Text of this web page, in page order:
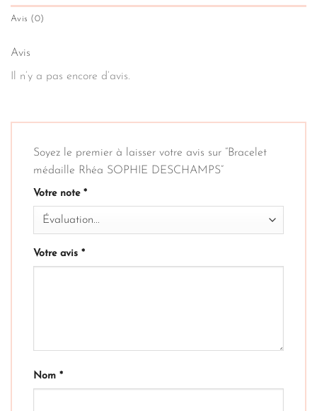
Avis (0)
Avis
Il n’y a pas encore d’avis.
Soyez le premier à laisser votre avis sur “Bracelet
médaille Rhéa SOPHIE DESCHAMPS”
Votre note *
Votre avis *
Nom *